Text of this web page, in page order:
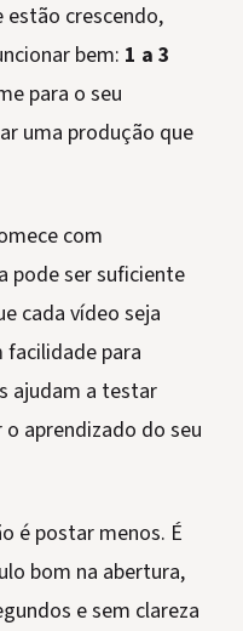
estão crescendo,
bem: 1 a 3
para o seu
uma produção que
com
pode ser suficiente
cada vídeo seja
facilidade para
ajudam a testar
aprendizado do seu
é postar menos. É
bom na abertura,
e sem clareza